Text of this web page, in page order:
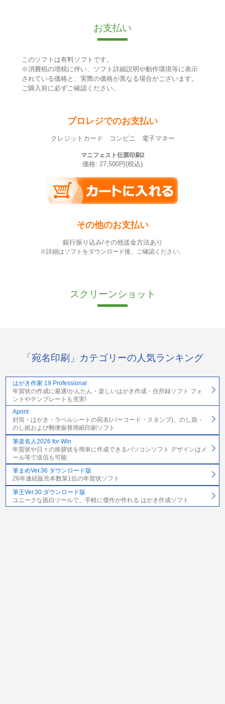
お支払い
このソフトは有料ソフトです。
※消費税の増税に伴い、ソフト詳細説明や動作環境等に表示
されている価格と、実際の価格が異なる場合がございます。
ご購入前に必ずご確認ください。
プロレジでのお支払い
クレジットカード コンビニ 電子マネー
マニフェスト伝票印刷2
価格: 27,500円(税込)
その他のお支払い
銀行振り込み/その他送金方法あり
※詳細はソフトをダウンロード後、ご確認ください。
スクリーンショット
「宛名印刷」カテゴリーの人気ランキング
はがき作家 19 Professional
年賀状の作成に最適!かんたん・楽しいはがき作成・住所録ソフト フォ
ントやテンプレートも充実!
Aprint
封筒・はがき・ラベルシートの宛名(バーコード・スタンプ)、のし袋・
のし紙および郵便振替用紙印刷ソフト
筆楽名人2026 for Win
年賀状や日々の挨拶状を簡単に作成できるパソコンソフト デザインはメ
ール等で送信も可能
筆まめVer.36 ダウンロード版
26年連続販売本数第1位の年賀状ソフト
筆王Ver.30 ダウンロード版
ユニークな面白ツールで、手軽に傑作が作れる はがき作成ソフト